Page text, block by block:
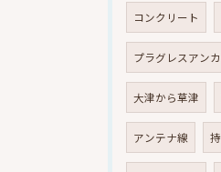
コンクリート
プラグレスアン
大津から草津
アンテナ線